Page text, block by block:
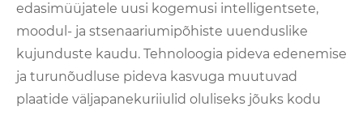
edasimüüjatele uusi kogemusi intelligentsete,
moodul- ja stsenaariumipõhiste uuenduslike
kujunduste kaudu. Tehnoloogia pideva edenemise
ja turunõudluse pideva kasvuga muutuvad
plaatide väljapanekuriiulid oluliseks jõuks kodu